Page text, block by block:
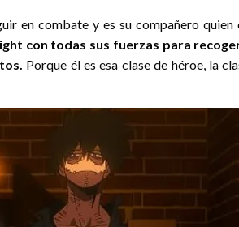
en combate y es su compañero quien
con todas sus fuerzas para
Porque él es esa clase de héroe, la